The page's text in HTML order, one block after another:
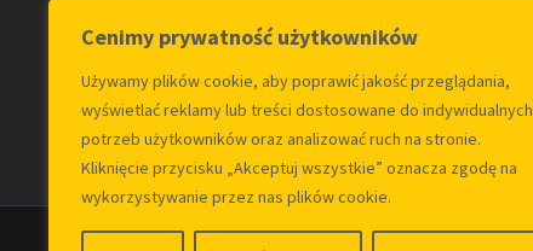
Cenimy prywatność użytkowników
Używamy plików cookie, aby poprawić jakość przeglądania,
wyświetlać reklamy lub treści dostosowane do indywidualnych
potrzeb użytkowników oraz analizować ruch na stronie.
Kliknięcie przycisku „Akceptuj wszystkie” oznacza zgodę na
wykorzystywanie przez nas plików cookie.
Telefon:+48 780 073 252